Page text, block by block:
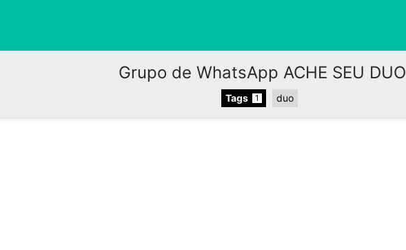
Grupo de WhatsApp ACHE SEU DUO
Tags 1 duo